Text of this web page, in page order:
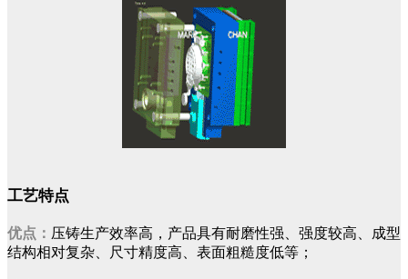
工艺特点
优点： 压铸生产效率高，产品具有耐磨性强、强度较高、成型
结构相对复杂、尺寸精度高、表面粗糙度低等；